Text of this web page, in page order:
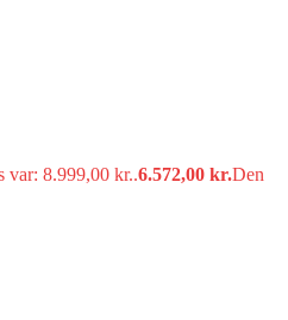
var: 8.999,00 kr..6.572,00 kr.Den